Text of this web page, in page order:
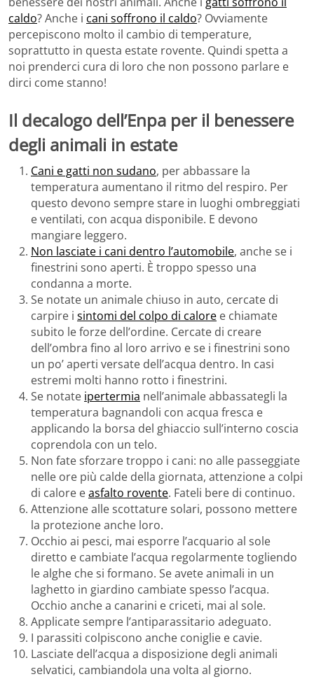
caldo? Anche i cani soffrono il caldo? Ovviamente
percepiscono molto il cambio di temperature,
soprattutto in questa estate rovente. Quindi spetta a
noi prenderci cura di loro che non possono parlare e
dirci come stanno!
Il decalogo dell’Enpa per il benessere
degli animali in estate
Cani e gatti non sudano, per abbassare la
temperatura aumentano il ritmo del respiro. Per
questo devono sempre stare in luoghi ombreggiati
e ventilati, con acqua disponibile. E devono
mangiare leggero.
Non lasciate i cani dentro l’automobile, anche se i
finestrini sono aperti. È troppo spesso una
condanna a morte.
Se notate un animale chiuso in auto, cercate di
carpire i sintomi del colpo di calore e chiamate
subito le forze dell’ordine. Cercate di creare
dell’ombra fino al loro arrivo e se i finestrini sono
un po’ aperti versate dell’acqua dentro. In casi
estremi molti hanno rotto i finestrini.
Se notate ipertermia nell’animale abbassategli la
temperatura bagnandoli con acqua fresca e
applicando la borsa del ghiaccio sull’interno coscia
coprendola con un telo.
Non fate sforzare troppo i cani: no alle passeggiate
nelle ore più calde della giornata, attenzione a colpi
di calore easfalto rovente. Fateli bere di continuo.
Attenzione alle scottature solari, possono mettere
la protezione anche loro.
Occhio ai pesci, mai esporre l’acquario al sole
diretto e cambiate l’acqua regolarmente togliendo
le alghe che si formano. Se avete animali in un
laghetto in giardino cambiate spesso l’acqua.
Occhio anche a canarini e criceti, mai al sole.
Applicate sempre l’antiparassitario adeguato.
I parassiti colpiscono anche coniglie e cavie.
Lasciate dell’acqua a disposizione degli animali
selvatici, cambiandola una volta al giorno.